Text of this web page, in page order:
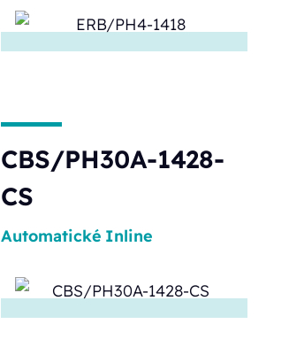
CBS/PH30A-1428-
CS
Automatické Inline